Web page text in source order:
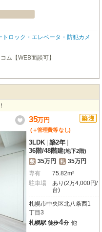
ロック・エレベータ・防犯カメ
ム【WEB面談可】
35万円
(＋管理費等なし)
3LDK 築2年
36階/48階建(地下2階)
敷 35万円 礼 35万円
専有
75.82m²
駐車場
あり(2万4,000円/
台)
札幌市中央区北八条西1
丁目3
札幌駅 徒歩4分 他